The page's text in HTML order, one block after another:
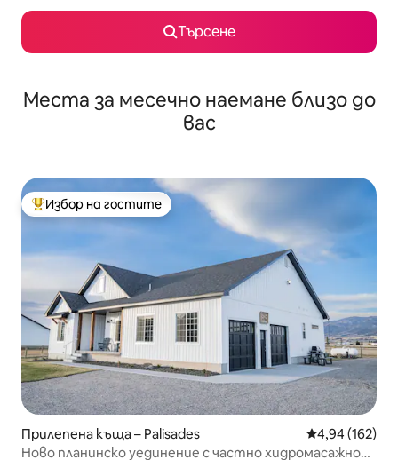
Търсене
Места за месечно наемане близо до
вас
Най-популярен избор на гостите
Избор на гостите
Прилепена къща – Palisades Средна
4,94 (162)
Ново планинско уединение с частно хидромасажно